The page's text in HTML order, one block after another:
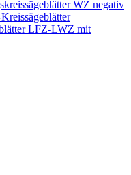
WZ negativ
LFZ-LWZ mit